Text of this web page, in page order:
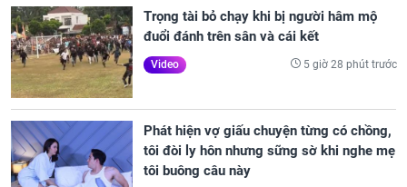
Trọng tài bỏ chạy khi bị người hâm mộ
đuổi đánh trên sân và cái kết
Video 5 giờ 28 phút trước
Phát hiện vợ giấu chuyện từng có chồng,
tôi đòi ly hôn nhưng sững sờ khi nghe mẹ
tôi buông câu này